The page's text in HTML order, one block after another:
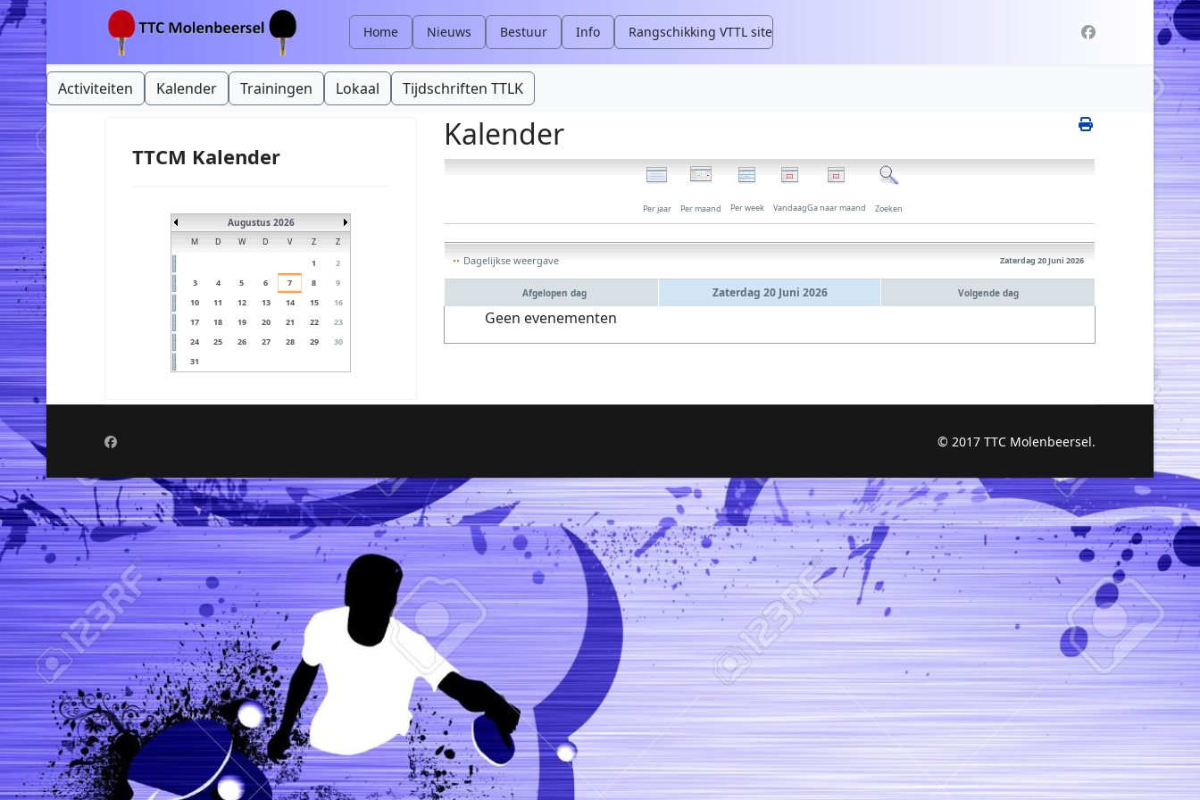
Home Nieuws Bestuur Info Rangschikking VTTL site
Activiteiten Kalender Trainingen Lokaal Tijdschriften TTLK
TTCM Kalender
Augustus 2026
M D W D V Z
Z
1
2
3
4 5 6 7 8
9
10
11 12 13 14 15
16
17
18 19 20 21 22
23
24
25 26 27 28 29
30
31
Kalender
Per jaar Per maand Per week VandaagGa naar maand Zoeken
Dagelijkse weergave Zaterdag 20 Juni 2026
Afgelopen dag Zaterdag 20 Juni 2026 Volgende dag
Geen evenementen
© 2017 TTC Molenbeersel.